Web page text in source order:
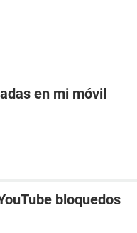
en mi móvil
bloquedos